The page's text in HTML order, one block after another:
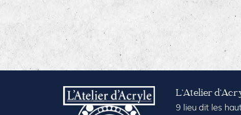
L’Atelier
9 lieu dit les